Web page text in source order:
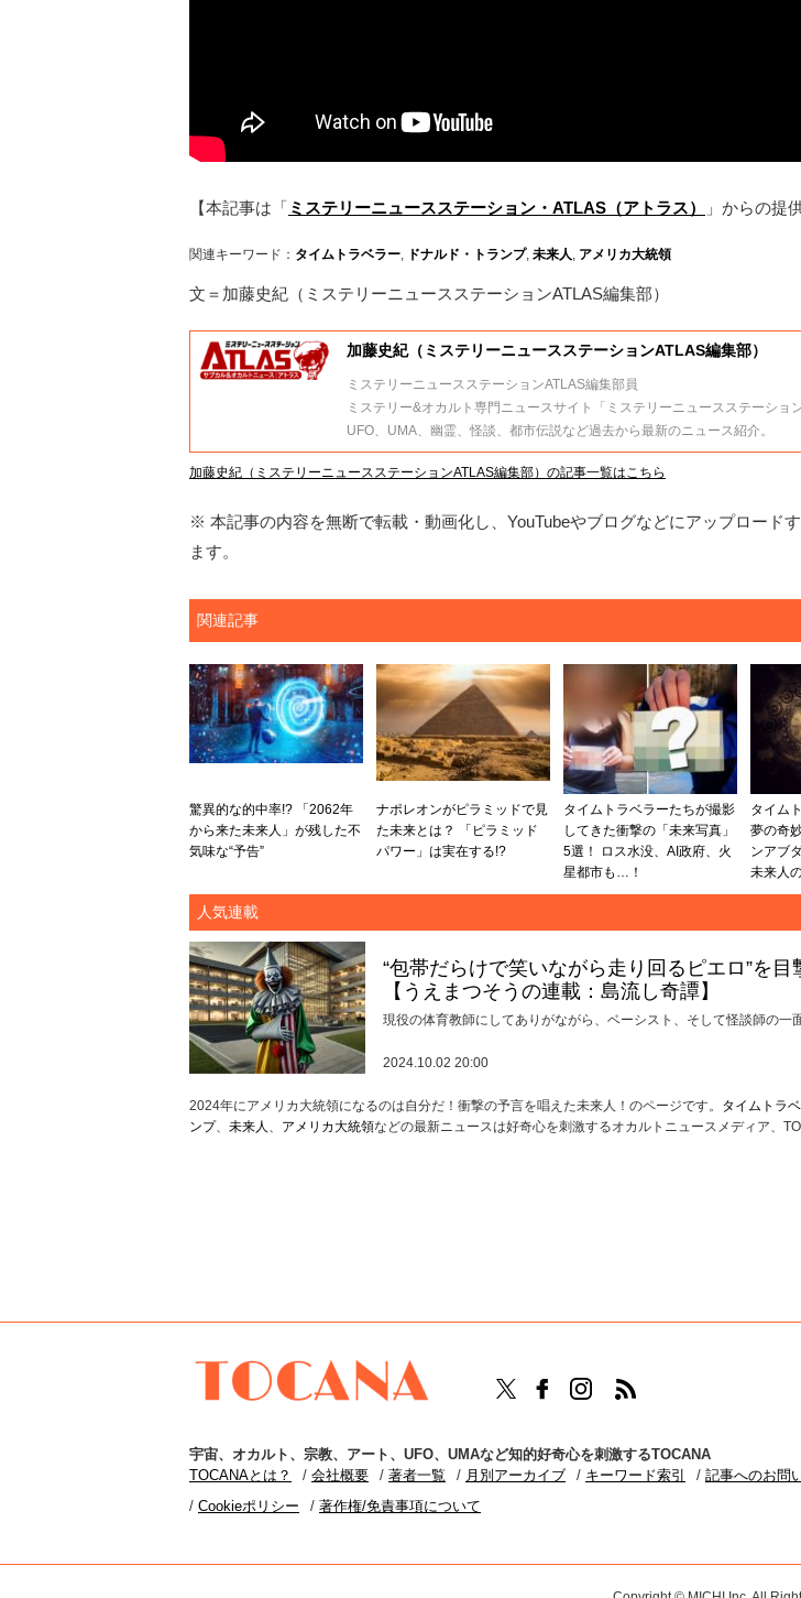
【本記事は「 ミステリーニュースステーション・ATLAS（アトラス） 」からの提
関連キーワード： タイムトラベラー, ドナルド・トランプ, 未来人, アメリカ大統領
文＝加藤史紀（ミステリーニュースステーションATLAS編集部）
加藤史紀（ミステリーニュースステーションATLAS編集部）
ミステリーニュースステーションATLAS編集部員
ミステリー&オカルト専門ニュースサイト「ミステリーニュースステーショ
UFO、UMA、幽霊、怪談、都市伝説など過去から最新のニュース紹介。
加藤史紀（ミステリーニュースステーションATLAS編集部）の記事一覧はこちら
※ 本記事の内容を無断で転載・動画化し、YouTubeやブログなどにアップロード
ます。
関連記事
驚異的な的中率!? 「2062年
から来た未来人」が残した不
気味な“予告”
ナポレオンがピラミッドで見
た未来とは？ 「ピラミッド
パワー」は実在する!?
タイムトラベラーたちが撮影
してきた衝撃の「未来写真」
5選！ ロス水没、AI政府、火
星都市も…！
タイム
夢の奇
ンアブ
未来人
人気連載
“包帯だらけで笑いながら走り回るピエロ”を
【うえまつそうの連載：島流し奇譚】
現役の体育教師にしてありがながら、ベーシスト、そして怪談師の一
2024.10.02 20:00
2024年にアメリカ大統領になるのは自分だ！衝撃の予言を唱えた未来人！のページです。 タイムトラ
ンプ、 未来人 、 アメリカ大統領などの最新ニュースは好奇心を刺激するオカルトニュースメディア、
TOCANAのFacebookはこちら
TOCANAのinstagramはこちら
宇宙、 オカルト 、 宗教、 アート 、 UFO、 UMAなど知的好奇心を刺激するTOCANA
TOCANAとは？
会社概要 著者一覧 月別アーカイブ キーワード索引 記事へのお問
Cookieポリシー
著作権/免責事項について